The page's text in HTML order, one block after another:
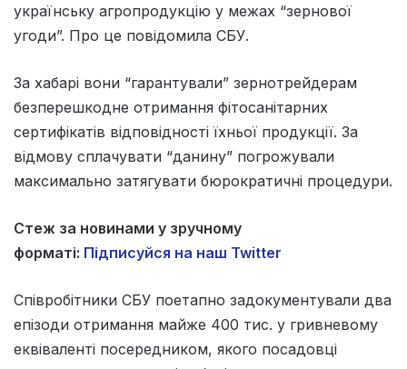
українську агропродукцію у межах “зернової
угоди”. Про це повідомила СБУ.
За хабарі вони “гарантували” зернотрейдерам
безперешкодне отримання фітосанітарних
сертифікатів відповідності їхньої продукції. За
відмову сплачувати “данину” погрожували
максимально затягувати бюрократичні процедури.
Стеж за новинами у зручному
форматі: Підписуйся на наш Twitter
Співробітники СБУ поетапно задокументували два
епізоди отримання майже 400 тис. у гривневому
еквіваленті посередником, якого посадовці